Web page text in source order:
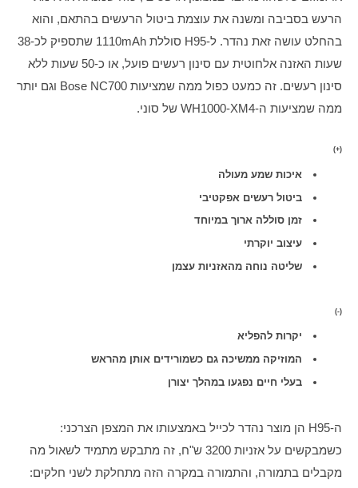
ממה שמציעות ה-WH1000-XM4 של סוני.
(+)
איכות שמע מעולה
ביטול רעשים אפקטיבי
זמן סוללה ארוך במיוחד
עיצוב יוקרתי
שליטה נוחה מהאזניות עצמן
(-)
יקרות להפליא
המוזיקה ממשיכה גם כשמורידים אותן מהראש
בעלי חיים נפגעו במהלך יצורן